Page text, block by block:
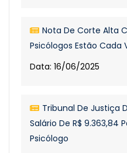
Nota De Corte Alta
Psicólogos Estão Cada
Data: 16/06/2025
Tribunal De Justiça
Salário De R$ 9.363,84
Psicólogo